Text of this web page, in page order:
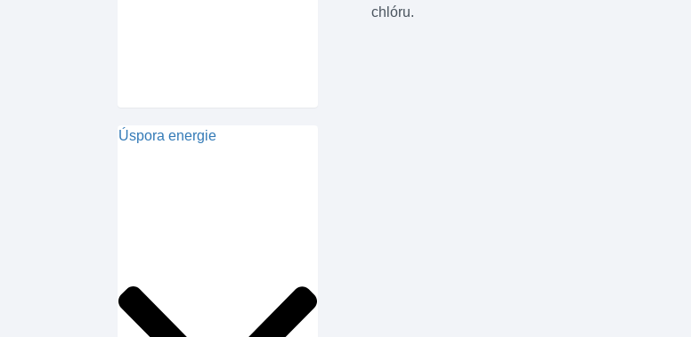
Úspora energie
chlóru.